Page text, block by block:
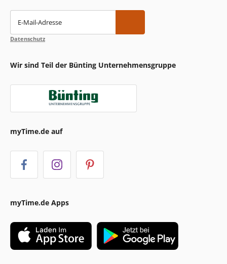
E-Mail-Adresse
Datenschutz
Wir sind Teil der Bünting Unternehmensgruppe
myTime.de auf
myTime.de Apps